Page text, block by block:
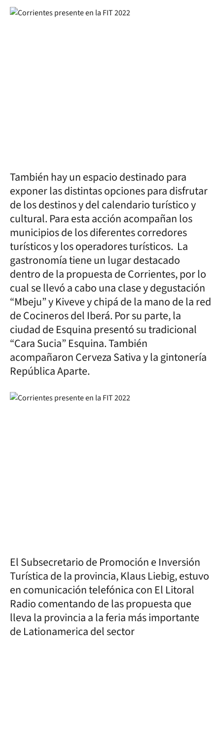
También hay un espacio destinado para
exponer las distintas opciones para disfrutar
de los destinos y del calendario turístico y
cultural. Para esta acción acompañan los
municipios de los diferentes corredores
turísticos y los operadores turísticos. La
gastronomía tiene un lugar destacado
dentro de la propuesta de Corrientes, por lo
cual se llevó a cabo una clase y degustación
“Mbeju” y Kiveve y chipá de la mano de la red
de Cocineros del Iberá. Por su parte, la
ciudad de Esquina presentó su tradicional
“Cara Sucia” Esquina. También
acompañaron Cerveza Sativa y la gintonería
República Aparte.
El Subsecretario de Promoción e Inversión
Turística de la provincia, Klaus Liebig, estuvo
en comunicación telefónica con El Litoral
Radio comentando de las propuesta que
lleva la provincia a la feria más importante
de Lationamerica del sector